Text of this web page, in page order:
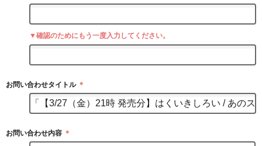
▼確認のためにもう一度入力してください。
お問い合わせタイトル ＊
お問い合わせ内容 ＊